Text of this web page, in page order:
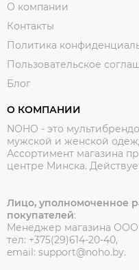
О компании
Контакты
Политика
Пользовательское
Блог
О КОМПАНИИ
NOHO - это
мужской и женской
Ассортимент магазина
центре Минска.
Лицо, уполномоченное
покупателей:
Менеджер магазина ООО
тел: +375(29)614-20-40,
email: support@noho.by.